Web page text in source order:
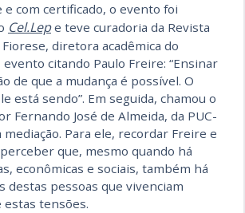
com certificado, o evento foi
Cel.Lepe teve curadoria da Revista
Fiorese, diretora acadêmica do
evento citando Paulo Freire: “Ensinar
de que a mudança é possível. O
está sendo”. Em seguida, chamou o
Fernando José de Almeida, da PUC-
mediação. Para ele, recordar Freire e
que, mesmo quando há
econômicas e sociais, também há
destas pessoas que vivenciam
tensões.